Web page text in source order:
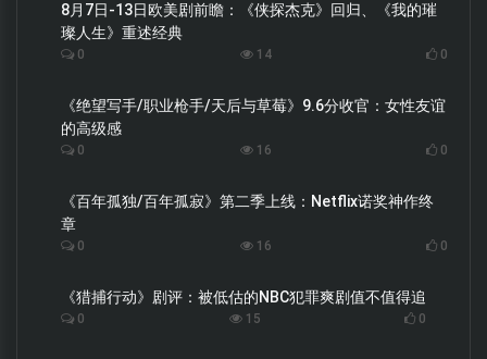
8月7日-13日欧美剧前瞻：《侠探杰克》回归、《我的璀
璨人生》重述经典
0 14 0
《绝望写手/职业枪手/天后与草莓》9.6分收官：女性友谊
的高级感
0 16 0
《百年孤独/百年孤寂》第二季上线：Netflix诺奖神作终
章
0 16 0
《猎捕行动》剧评：被低估的NBC犯罪爽剧值不值得追
0 15 0